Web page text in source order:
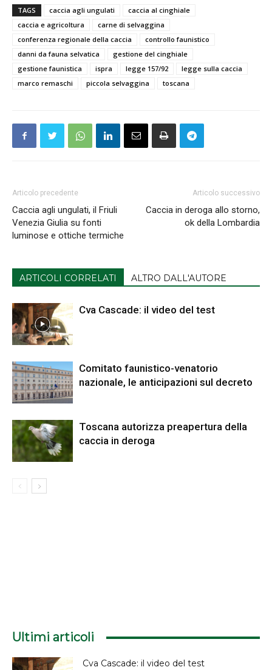
TAGS caccia agli ungulati
caccia al cinghiale
caccia e agricoltura
carne di selvaggina
conferenza regionale della caccia
controllo faunistico
danni da fauna selvatica
gestione del cinghiale
gestione faunistica
ispra legge 157/92
legge sulla caccia
marco remaschi
piccola selvaggina toscana
Articolo precedente
Caccia agli ungulati, il Friuli
Venezia Giulia su fonti
luminose e ottiche termiche
Articolo successivo
Caccia in deroga allo storno,
ok della Lombardia
ARTICOLI CORRELATI ALTRO DALL'AUTORE
Cva Cascade: il video del test
Comitato faunistico-venatorio
nazionale, le anticipazioni sul decreto
Toscana autorizza preapertura della
caccia in deroga
Ultimi articoli
Cva Cascade: il video del test